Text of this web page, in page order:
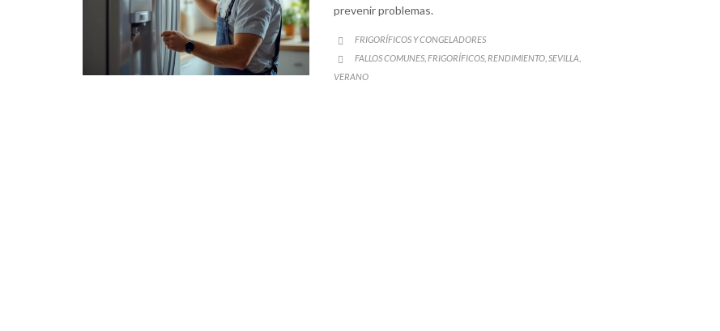
prevenir problemas.
 CATEGORY
FRIGORÍFICOS Y CONGELADORES
 CATEGORY
FALLOS COMUNES FRIGORÍFICOS RENDIMIENTO SEVILLA
VERANO